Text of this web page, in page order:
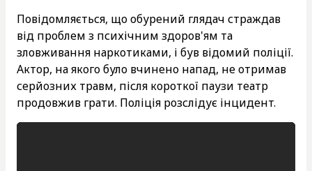
Повідомляється, що обурений глядач страждав
від проблем з психічним здоров'ям та
зловживання наркотиками, і був відомий поліції.
Актор, на якого було вчинено напад, не отримав
серйозних травм, після короткої паузи театр
продовжив грати. Поліція розслідує інцидент.